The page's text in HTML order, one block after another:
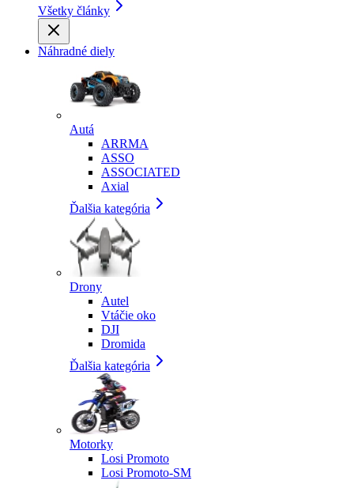
Všetky články
Náhradné diely
Autá
ARRMA
ASSO
ASSOCIATED
Axial
Ďalšia kategória
Drony
Autel
Vtáčie oko
DJI
Dromida
Ďalšia kategória
Motorky
Losi Promoto
Losi Promoto-SM